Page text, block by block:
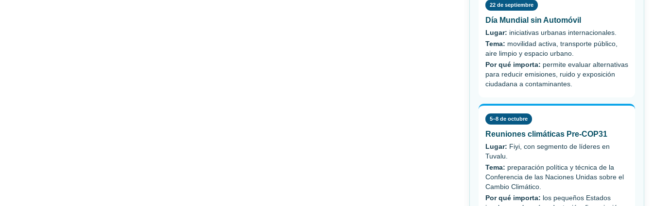
22 de septiembre
Día Mundial sin Automóvil
Lugar: iniciativas urbanas internacionales.
Tema: movilidad activa, transporte público,
aire limpio y espacio urbano.
Por qué importa: permite evaluar alternativas
para reducir emisiones, ruido y exposición
ciudadana a contaminantes.
5–8 de octubre
Reuniones climáticas Pre-COP31
Lugar: Fiyi, con segmento de líderes en
Tuvalu.
Tema: preparación política y técnica de la
Conferencia de las Naciones Unidas sobre el
Cambio Climático.
Por qué importa: los pequeños Estados